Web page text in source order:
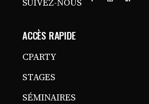
ACCÈS RAPIDE
CPARTY
STAGES
SÉMINAIRES